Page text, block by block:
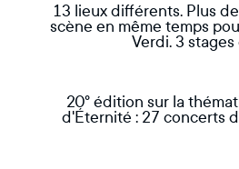
13 lieux différents. Plus
scène en même temps
Verdi. 3
20° édition sur la
d'Éternité : 27 concerts